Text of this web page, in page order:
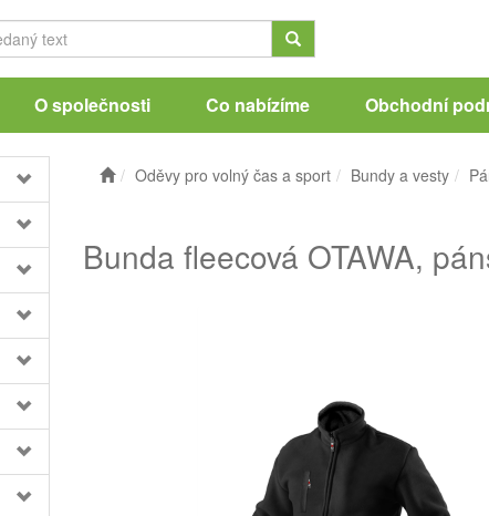
O společnosti Co nabízíme Obchodní
Oděvy pro volný čas a sport Bundy a vesty
Bunda fleecová OTAWA,